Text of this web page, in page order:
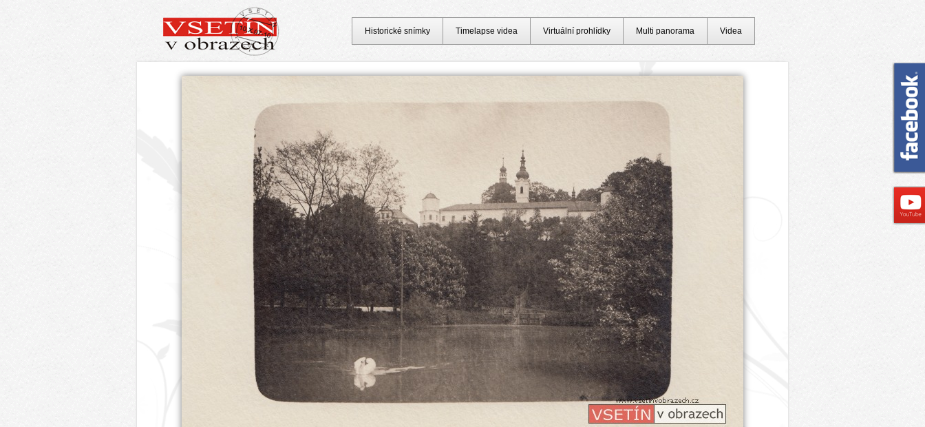
Historické snímky Timelapse videa Virtuální prohlídky Multi panorama Videa